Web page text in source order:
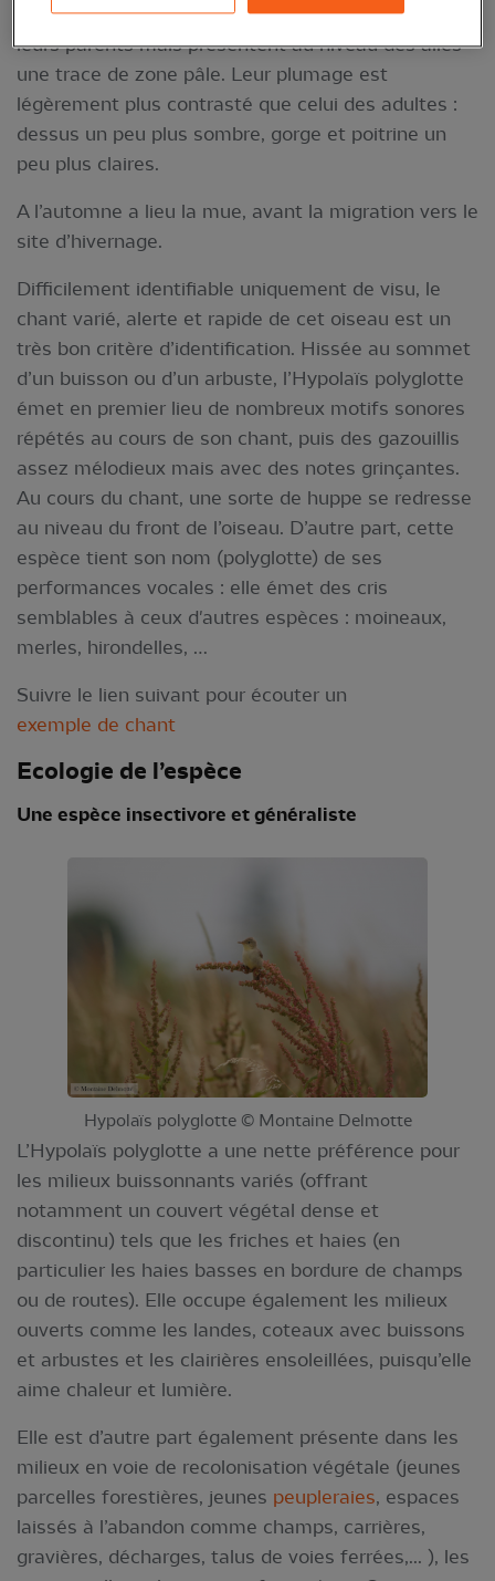
Pour ce qui est des juvéniles, ils ressemblent à
leurs parents mais présentent au niveau des ailes
une trace de zone pâle. Leur plumage est
légèrement plus contrasté que celui des adultes :
dessus un peu plus sombre, gorge et poitrine un
peu plus claires.
A l’automne a lieu la mue, avant la migration vers le
site d’hivernage.
Difficilement identifiable uniquement de visu, le
chant varié, alerte et rapide de cet oiseau est un
très bon critère d’identification. Hissée au sommet
d’un buisson ou d’un arbuste, l’Hypolaïs polyglotte
émet en premier lieu de nombreux motifs sonores
répétés au cours de son chant, puis des gazouillis
assez mélodieux mais avec des notes grinçantes.
Au cours du chant, une sorte de huppe se redresse
au niveau du front de l’oiseau. D’autre part, cette
espèce tient son nom (polyglotte) de ses
performances vocales : elle émet des cris
semblables à ceux d'autres espèces : moineaux,
merles, hirondelles, …
Suivre le lien suivant pour écouter un
exemple de chant
Ecologie de l’espèce
Une espèce insectivore et généraliste
Hypolaïs polyglotte © Montaine Delmotte
L’Hypolaïs polyglotte a une nette préférence pour
les milieux buissonnants variés (offrant
notamment un couvert végétal dense et
discontinu) tels que les friches et haies (en
particulier les haies basses en bordure de champs
ou de routes). Elle occupe également les milieux
ouverts comme les landes, coteaux avec buissons
et arbustes et les clairières ensoleillées, puisqu’elle
aime chaleur et lumière.
Elle est d’autre part également présente dans les
milieux en voie de recolonisation végétale (jeunes
parcelles forestières, jeunes peupleraies, espaces
laissés à l’abandon comme champs, carrières,
gravières, décharges, talus de voies ferrées,... ), les